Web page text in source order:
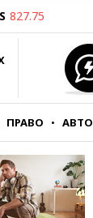
827.75
ПРАВО АВТО